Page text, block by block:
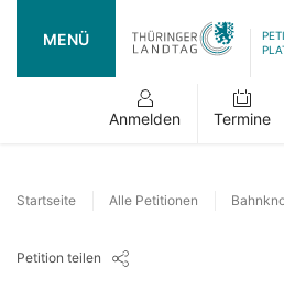
MENÜ
Anmelden Termine
Startseite Alle Petitionen
Petition teilen